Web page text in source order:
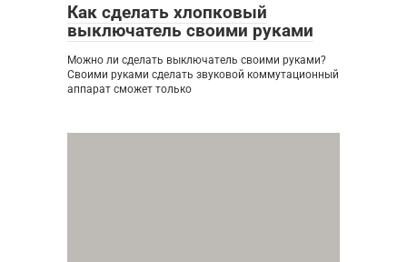
Как сделать хлопковый
выключатель своими руками
Можно ли сделать выключатель своими руками?
Своими руками сделать звуковой коммутационный
аппарат сможет только